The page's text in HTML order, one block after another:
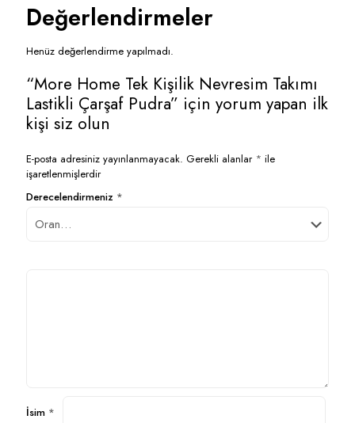
Değerlendirmeler
Henüz değerlendirme yapılmadı.
“More Home Tek Kişilik Nevresim Takımı
Lastikli Çarşaf Pudra” için yorum yapan ilk
kişi siz olun
E-posta adresiniz yayınlanmayacak. Gerekli alanlar * ile
işaretlenmişlerdir
Derecelendirmeniz *
İsim *